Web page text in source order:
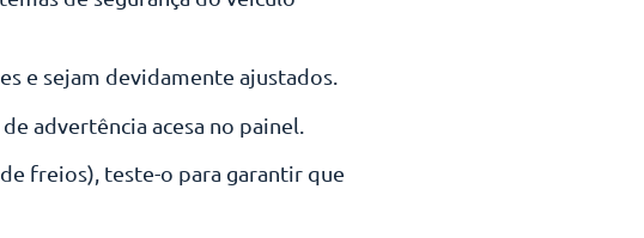
e sejam devidamente ajustados.
advertência acesa no painel.
freios), teste-o para garantir que